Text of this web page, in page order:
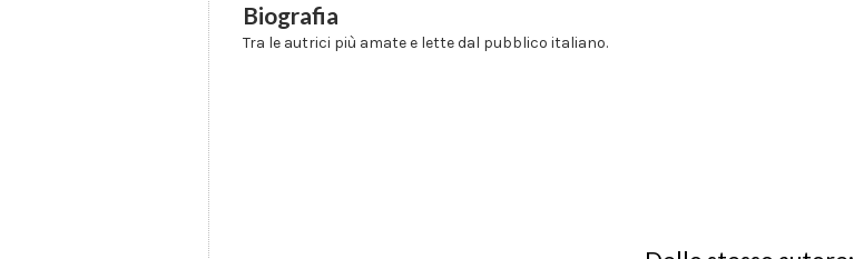
Biografia
Tra le autrici più amate e lette dal pubblico italiano.